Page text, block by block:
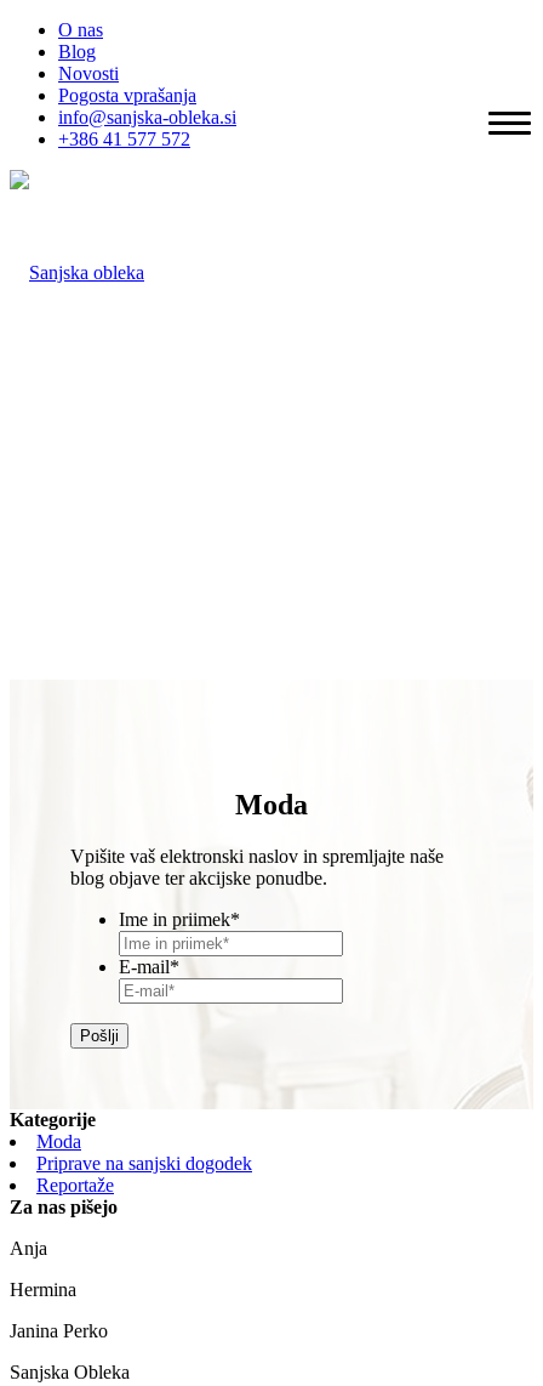
O nas
Blog
Novosti
Pogosta vprašanja
info@sanjska-obleka.si
+386 41 577 572
Moda
Vpišite vaš elektronski naslov in spremljajte naše
blog objave ter akcijske ponudbe.
Ime in priimek*
E-mail*
Kategorije
Moda
Priprave na sanjski dogodek
Reportaže
Za nas pišejo
Anja
Hermina
Janina Perko
Sanjska Obleka